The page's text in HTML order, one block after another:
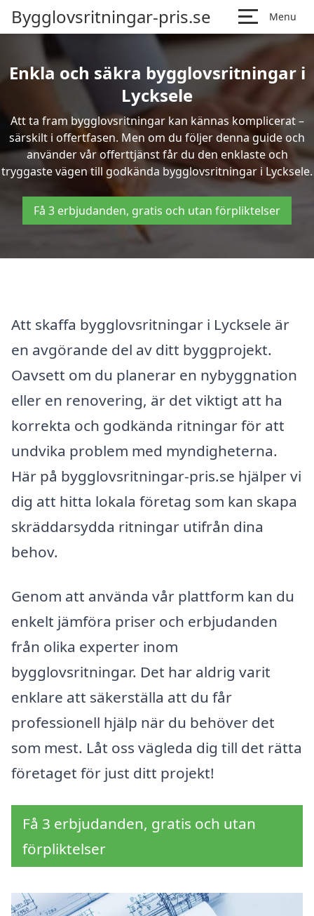
Bygglovsritningar-pris.se Menu
Enkla och säkra bygglovsritningar i
Lycksele
Att ta fram bygglovsritningar kan kännas komplicerat –
särskilt i offertfasen. Men om du följer denna guide och
använder vår offerttjänst får du den enklaste och
tryggaste vägen till godkända bygglovsritningar i Lycksele.
Få 3 erbjudanden, gratis och utan förpliktelser
Att skaffa bygglovsritningar i Lycksele är
en avgörande del av ditt byggprojekt.
Oavsett om du planerar en nybyggnation
eller en renovering, är det viktigt att ha
korrekta och godkända ritningar för att
undvika problem med myndigheterna.
Här på bygglovsritningar-pris.se hjälper vi
dig att hitta lokala företag som kan skapa
skräddarsydda ritningar utifrån dina
behov.
Genom att använda vår plattform kan du
enkelt jämföra priser och erbjudanden
från olika experter inom
bygglovsritningar. Det har aldrig varit
enklare att säkerställa att du får
professionell hjälp när du behöver det
som mest. Låt oss vägleda dig till det rätta
företaget för just ditt projekt!
Få 3 erbjudanden, gratis och utan
förpliktelser